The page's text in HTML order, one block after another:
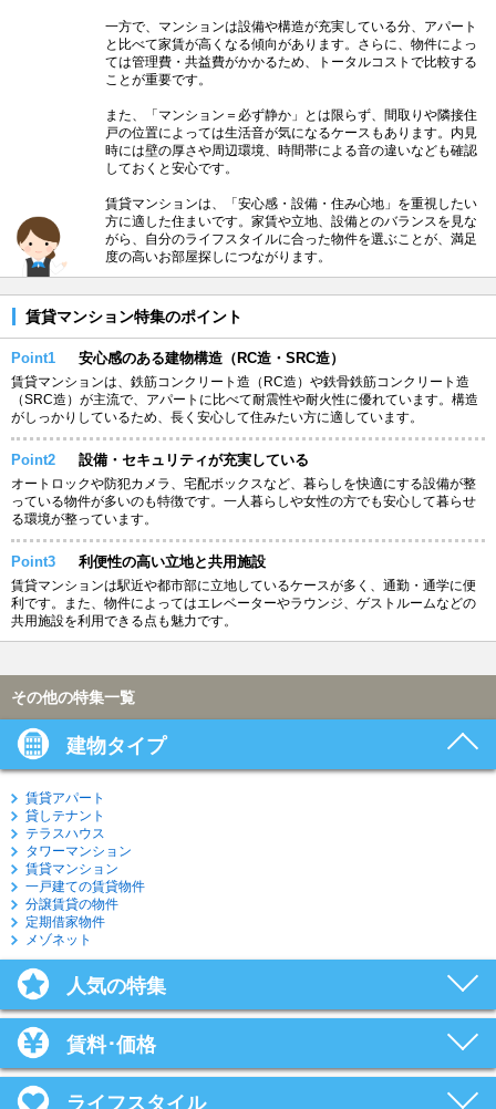
一方で、マンションは設備や構造が充実している分、アパート
と比べて家賃が高くなる傾向があります。さらに、物件によっ
ては管理費・共益費がかかるため、トータルコストで比較する
ことが重要です。
また、「マンション＝必ず静か」とは限らず、間取りや隣接住
戸の位置によっては生活音が気になるケースもあります。内見
時には壁の厚さや周辺環境、時間帯による音の違いなども確認
しておくと安心です。
賃貸マンションは、「安心感・設備・住み心地」を重視したい
方に適した住まいです。家賃や立地、設備とのバランスを見な
がら、自分のライフスタイルに合った物件を選ぶことが、満足
度の高いお部屋探しにつながります。
賃貸マンション特集のポイント
Point1 安心感のある建物構造（RC造・SRC造）
賃貸マンションは、鉄筋コンクリート造（RC造）や鉄骨鉄筋コンクリート造
（SRC造）が主流で、アパートに比べて耐震性や耐火性に優れています。構造
がしっかりしているため、長く安心して住みたい方に適しています。
Point2 設備・セキュリティが充実している
オートロックや防犯カメラ、宅配ボックスなど、暮らしを快適にする設備が整
っている物件が多いのも特徴です。一人暮らしや女性の方でも安心して暮らせ
る環境が整っています。
Point3 利便性の高い立地と共用施設
賃貸マンションは駅近や都市部に立地しているケースが多く、通勤・通学に便
利です。また、物件によってはエレベーターやラウンジ、ゲストルームなどの
共用施設を利用できる点も魅力です。
その他の特集一覧
建物タイプ
賃貸アパート
貸しテナント
テラスハウス
タワーマンション
賃貸マンション
一戸建ての賃貸物件
分譲賃貸の物件
定期借家物件
メゾネット
人気の特集
賃料･価格
ライフスタイル